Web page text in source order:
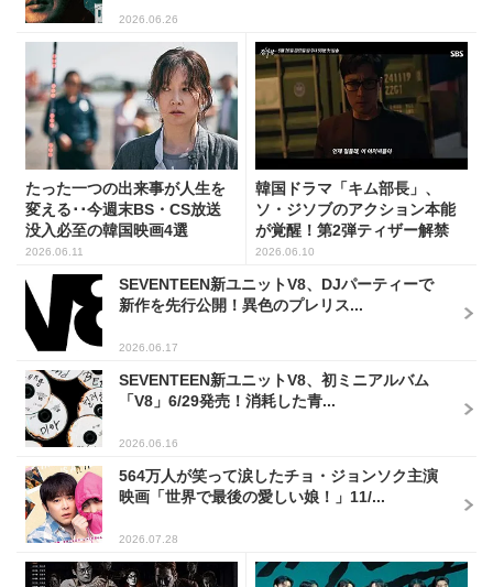
2026.06.26
たった一つの出来事が人生を
変える･･今週末BS・CS放送
没入必至の韓国映画4選
2026.06.11
韓国ドラマ「キム部長」、
ソ・ジソブのアクション本能
が覚醒！第2弾ティザー解禁
2026.06.10
SEVENTEEN新ユニットV8、DJパーティーで
新作を先行公開！異色のプレリス...
2026.06.17
SEVENTEEN新ユニットV8、初ミニアルバム
「V8」6/29発売！消耗した青...
2026.06.16
564万人が笑って涙したチョ・ジョンソク主演
映画「世界で最後の愛しい娘！」11/...
2026.07.28